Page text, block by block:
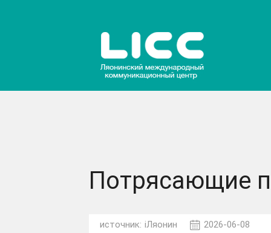
Потрясающие
источник: iЛяонин 2026-06-08